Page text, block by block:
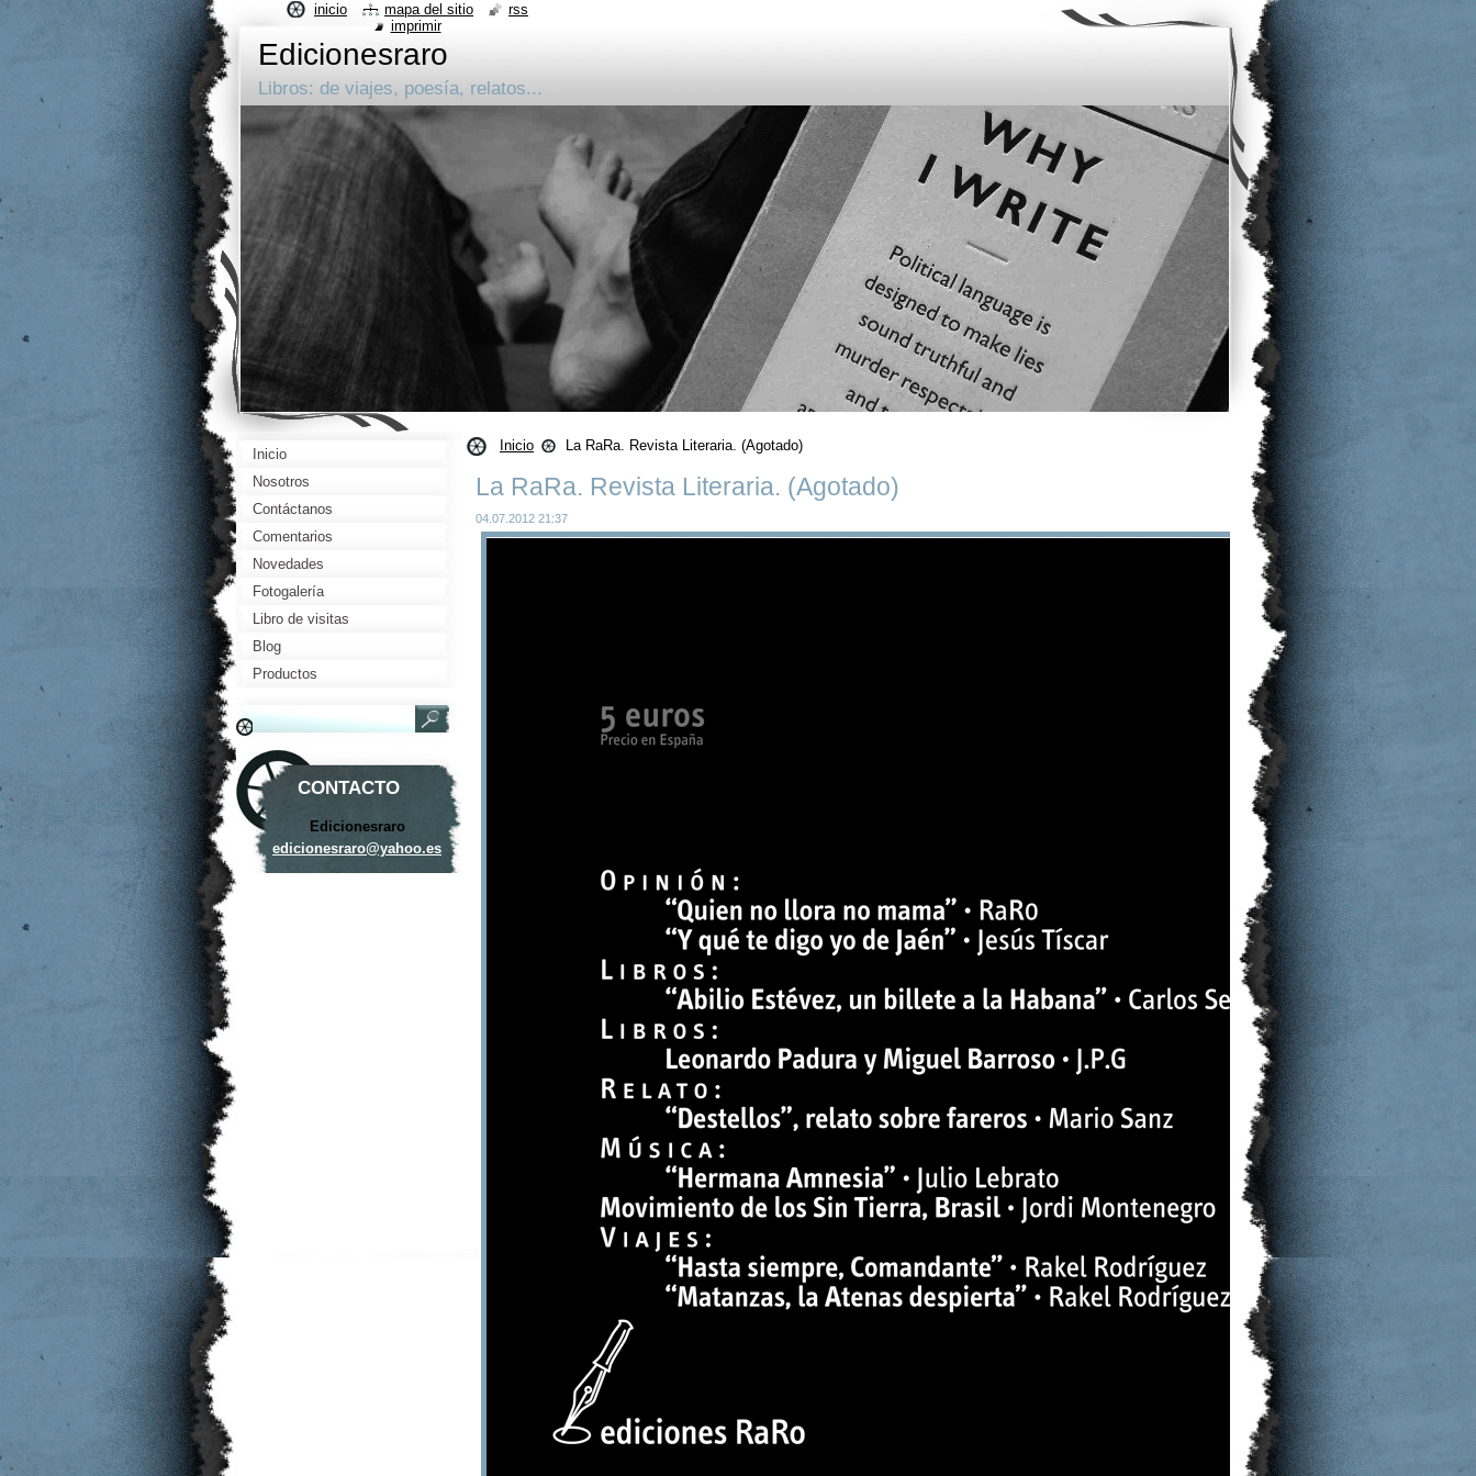
Edicionesraro
Libros: de viajes, poesía, relatos...
Inicio La RaRa. Revista Literaria. (Agotado)
La RaRa. Revista Literaria. (Agotado)
04.07.2012 21:37
Inicio
Nosotros
Contáctanos
Comentarios
Novedades
Fotogalería
Libro de visitas
Blog
Productos
CONTACTO
Edicionesraro
edicionesraro@yahoo.es
inicio mapa del sitio
rss
imprimir